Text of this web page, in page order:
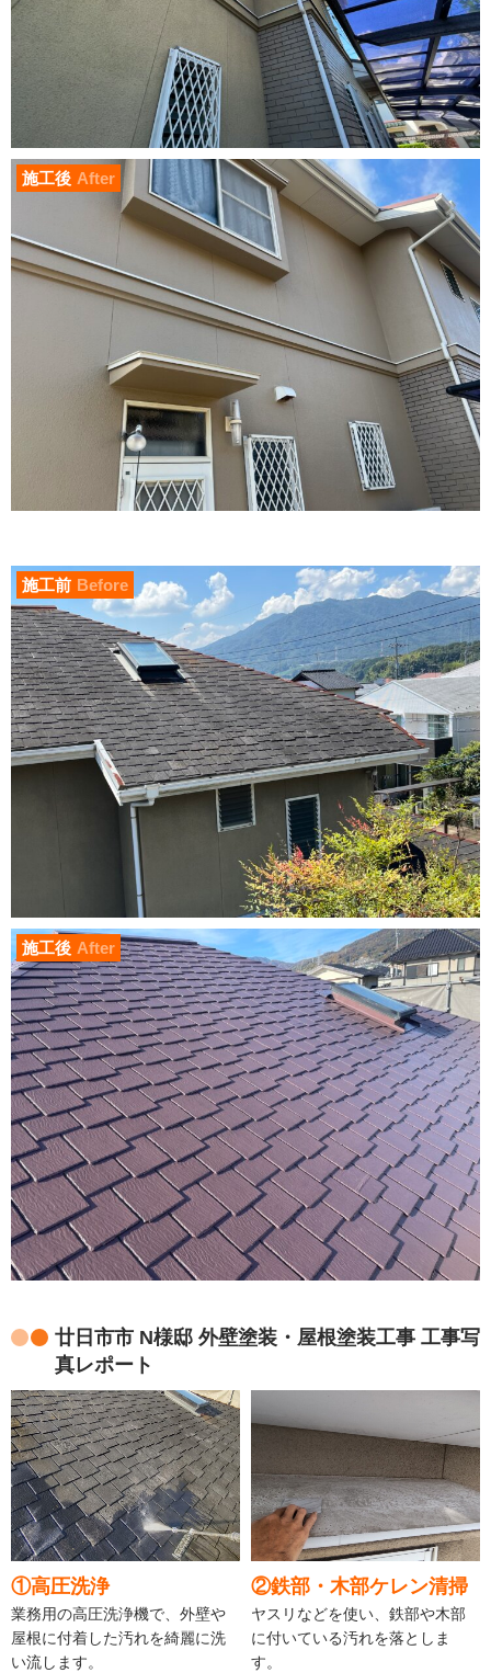
施工後 After
施工前 Before
施工後 After
廿日市市 N様邸 外壁塗装・屋根塗装工事 工事写
真レポート
①高圧洗浄
業務用の高圧洗浄機で、外壁や
屋根に付着した汚れを綺麗に洗
い流します。
②鉄部・木部ケレン清掃
ヤスリなどを使い、鉄部や木部
に付いている汚れを落としま
す。